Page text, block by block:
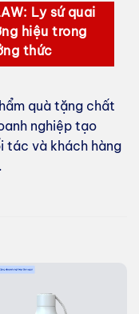
Ly sứ quai
hiệu trong
thức
quà tặng chất
nghiệp tạo
tác và khách hàng